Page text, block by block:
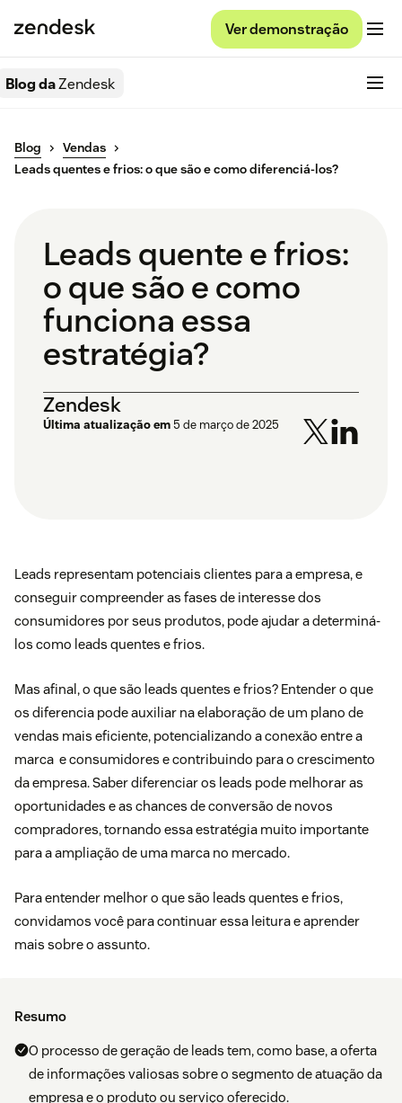
Ver demonstração
Blog daZendesk
Blog
Vendas
Leads quentes e frios: o que são e como diferenciá-los?
Leads quente e frios:
o que são e como
funciona essa
estratégia?
Zendesk
Última atualização em5 de março de 2025
Leads representam potenciais clientes para a empresa, e
conseguir compreender as fases de interesse dos
consumidores por seus produtos, pode ajudar a determiná-
los como leads quentes e frios.
Mas afinal, o que são leads quentes e frios? Entender o que
os diferencia pode auxiliar na elaboração de um plano de
vendas mais eficiente, potencializando a conexão entre a
marca e consumidores e contribuindo para o crescimento
da empresa. Saber diferenciar os leads pode melhorar as
oportunidades e as chances de conversão de novos
compradores, tornando essa estratégia muito importante
para a ampliação de uma marca no mercado.
Para entender melhor o que são leads quentes e frios,
convidamos você para continuar essa leitura e aprender
mais sobre o assunto.
Resumo
O processo de geração de leads tem, como base, a oferta
de informações valiosas sobre o segmento de atuação da
empresa e o produto ou serviço oferecido.